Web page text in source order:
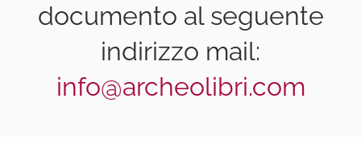
documento al seguente
indirizzo mail:
info@archeolibri.com